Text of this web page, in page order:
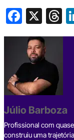
F
a
c
e
b
o
o
k
X T
s
Júlio Barboza
Profissional com
construiu uma